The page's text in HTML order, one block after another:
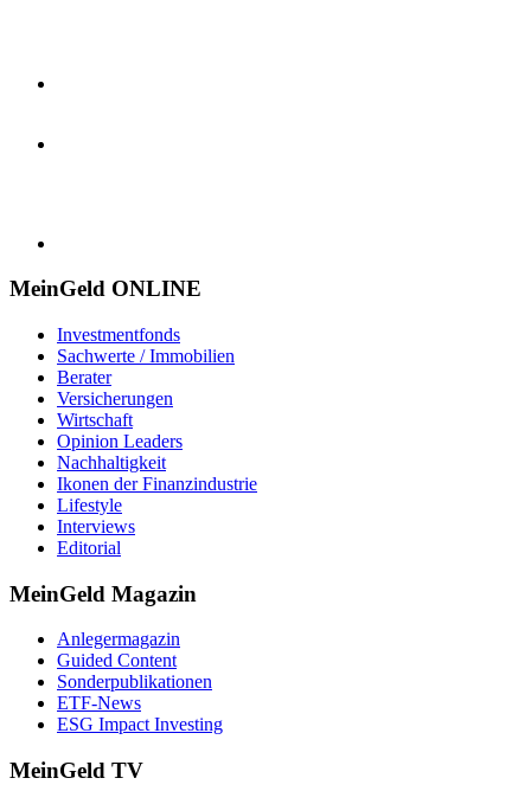
MeinGeld ONLINE
Investmentfonds
Sachwerte / Immobilien
Berater
Versicherungen
Wirtschaft
Opinion Leaders
Nachhaltigkeit
Ikonen der Finanzindustrie
Lifestyle
Interviews
Editorial
MeinGeld Magazin
Anlegermagazin
Guided Content
Sonderpublikationen
ETF-News
ESG Impact Investing
MeinGeld TV